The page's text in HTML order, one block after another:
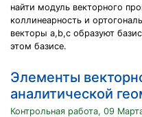
найти модуль векторного
коллинеарность и
векторы a,b,c образуют
этом базисе.
Элементы
аналитической
Контрольная работа, 09